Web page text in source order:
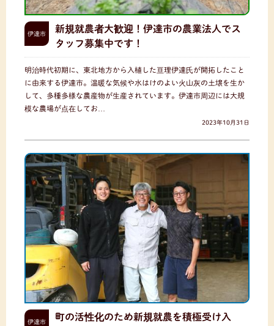
伊達市
新規就農者大歓迎！伊達市の農業法人でス
タッフ募集中です！
明治時代初期に、東北地方から入植した亘理伊達氏が開拓したこと
に由来する伊達市。温暖な気候や水はけのよい火山灰の土壌を生か
して、多種多様な農産物が生産されています。伊達市周辺には大規
模な農場が点在してお…
2023年10月31日
伊達市
町の活性化のため新規就農を積極受け入